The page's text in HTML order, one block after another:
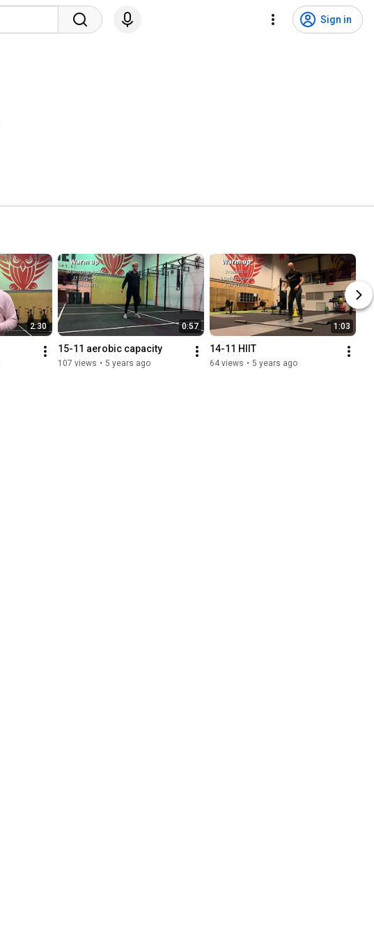
Sign in
2:30 0:57
15-11 aerobic capacity
107 views • 5 years ago
1:03
14-11 HIIT
64 views • 5 years ago